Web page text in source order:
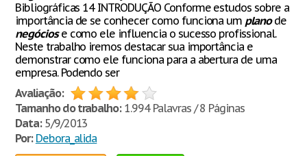
Bibliográficas 14 INTRODUÇÃO Conforme estudos sobre a
importância de se conhecer como funciona um planode
negóciose como ele influencia o sucesso profissional.
Neste trabalho iremos destacar sua importância e
demonstrar como ele funciona para a abertura de uma
empresa. Podendo ser
Avaliação:
Tamanho do trabalho:1.994 Palavras / 8 Páginas
Data:5/9/2013
Por: Debora_alida